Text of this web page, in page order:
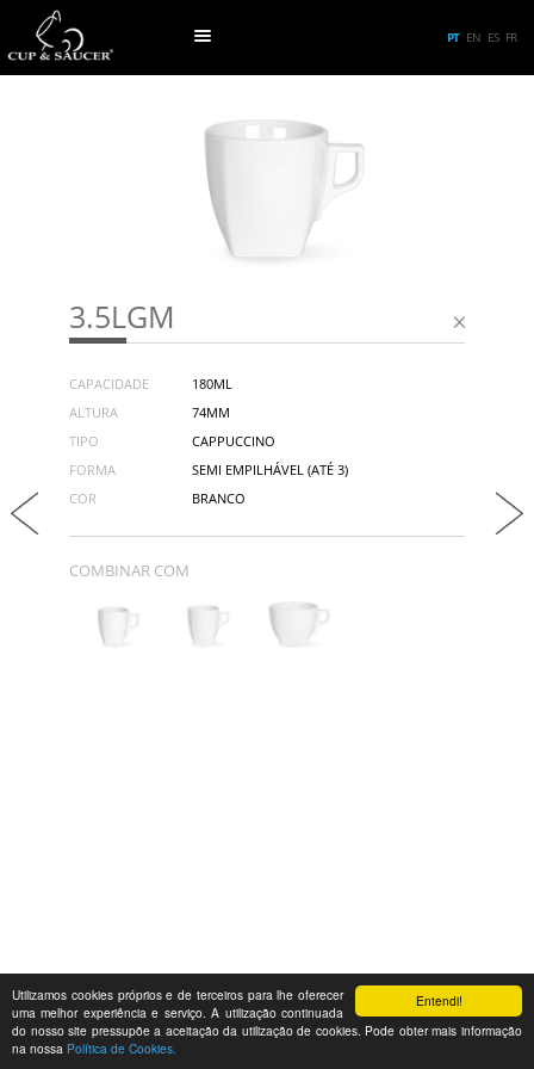
Entendi!
Utilizamos cookies próprios e de terceiros para lhe oferecer
uma melhor experiência e serviço. A utilização continuada
do nosso site pressupõe a aceitação da utilização de cookies. Pode obter mais informação
na nossa Política de Cookies.
PT EN ES FR
3.5LGM
CAPACIDADE
180ML
ALTURA
74MM
TIPO
CAPPUCCINO
FORMA
SEMI EMPILHÁVEL (ATÉ 3)
COR
BRANCO
COMBINAR COM